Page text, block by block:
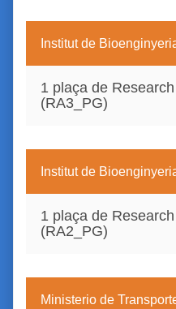
Institut de
1 plaça de
(RA3_PG)
Institut de
1 plaça de
(RA2_PG)
Ministerio de